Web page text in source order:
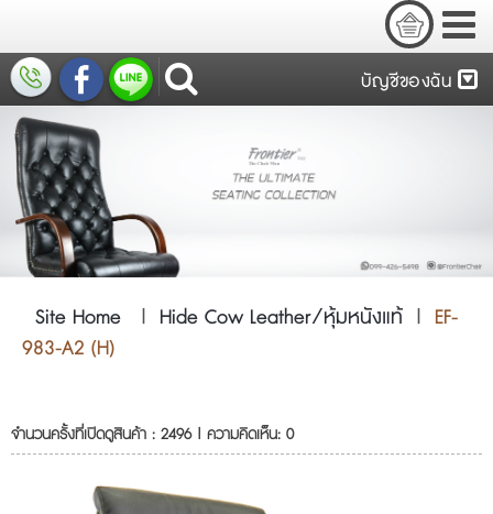
บัญชีของฉัน
Site Home | Hide Cow Leather/หุ้มหนังแท้ | EF-
983-A2 (H)
จำนวนครั้งที่เปิดดูสินค้า : 2496 | ความคิดเห็น: 0